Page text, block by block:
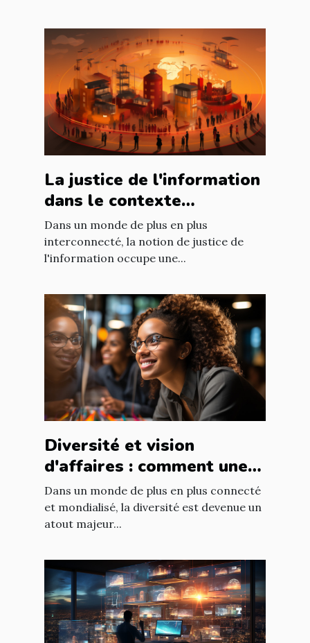
La justice de l'information
dans le contexte
international : enjeux et
défis
Dans un monde de plus en plus
interconnecté, la notion de justice de
l'information occupe une...
Diversité et vision
d'affaires : comment une
équipe diversifiée peut
stimuler l'innovation
Dans un monde de plus en plus connecté
et mondialisé, la diversité est devenue un
atout majeur...